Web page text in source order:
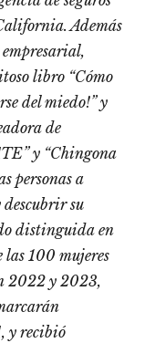
Además
libro “Cómo
del miedo!” y
de
y “Chingona
personas a
su
distinguida en
las 100 mujeres
2022 y 2023,
y recibió